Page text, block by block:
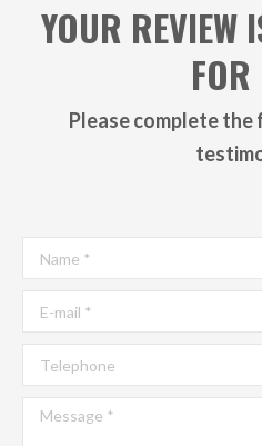
YOUR REVIEW
Please complete
Name *
E-mail *
Telephone
Message *